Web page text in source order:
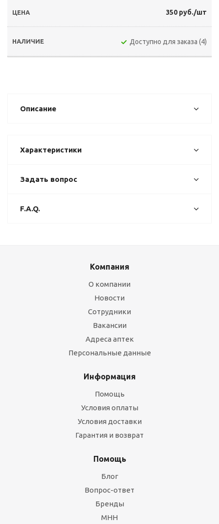
350 руб./шт
Доступно для заказа (4)
Описание
Характеристики
Задать вопрос
F.A.Q.
Компания
О компании
Новости
Сотрудники
Вакансии
Адреса аптек
Персональные данные
Информация
Помощь
Условия оплаты
Условия доставки
Гарантия и возврат
Помощь
Блог
Вопрос-ответ
Бренды
МНН